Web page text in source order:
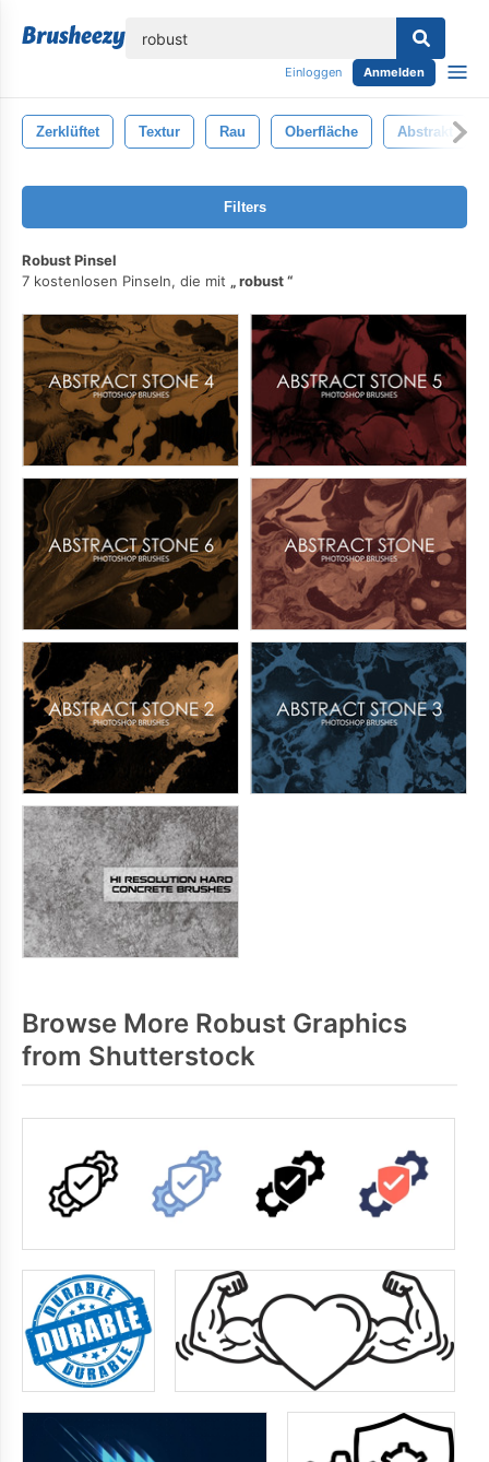
Einloggen Anmelden
Zerklüftet Textur Rau Oberfläche Abstrakt
Filters
Robust Pinsel
7 kostenlosen Pinseln, die mit
robust
Browse More Robust Graphics
from Shutterstock